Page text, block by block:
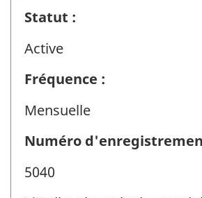
Statut :
Active
Fréquence :
Mensuelle
Numéro
5040